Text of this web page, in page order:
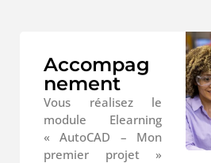
Accompag
nement
Vous réalisez le
module Elearning
« AutoCAD – Mon
premier projet »